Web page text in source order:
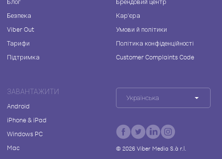
Безпека
Viber Out
Тарифи
Підтримка
Кар'єра
Умови й політики
Політика конфіденційності
Customer Complaints Code
ЗАВАНТАЖИТИ
Android
iPhone & iPad
Windows PC
Mac
Українська
© 2026Viber Media S.à r.l.